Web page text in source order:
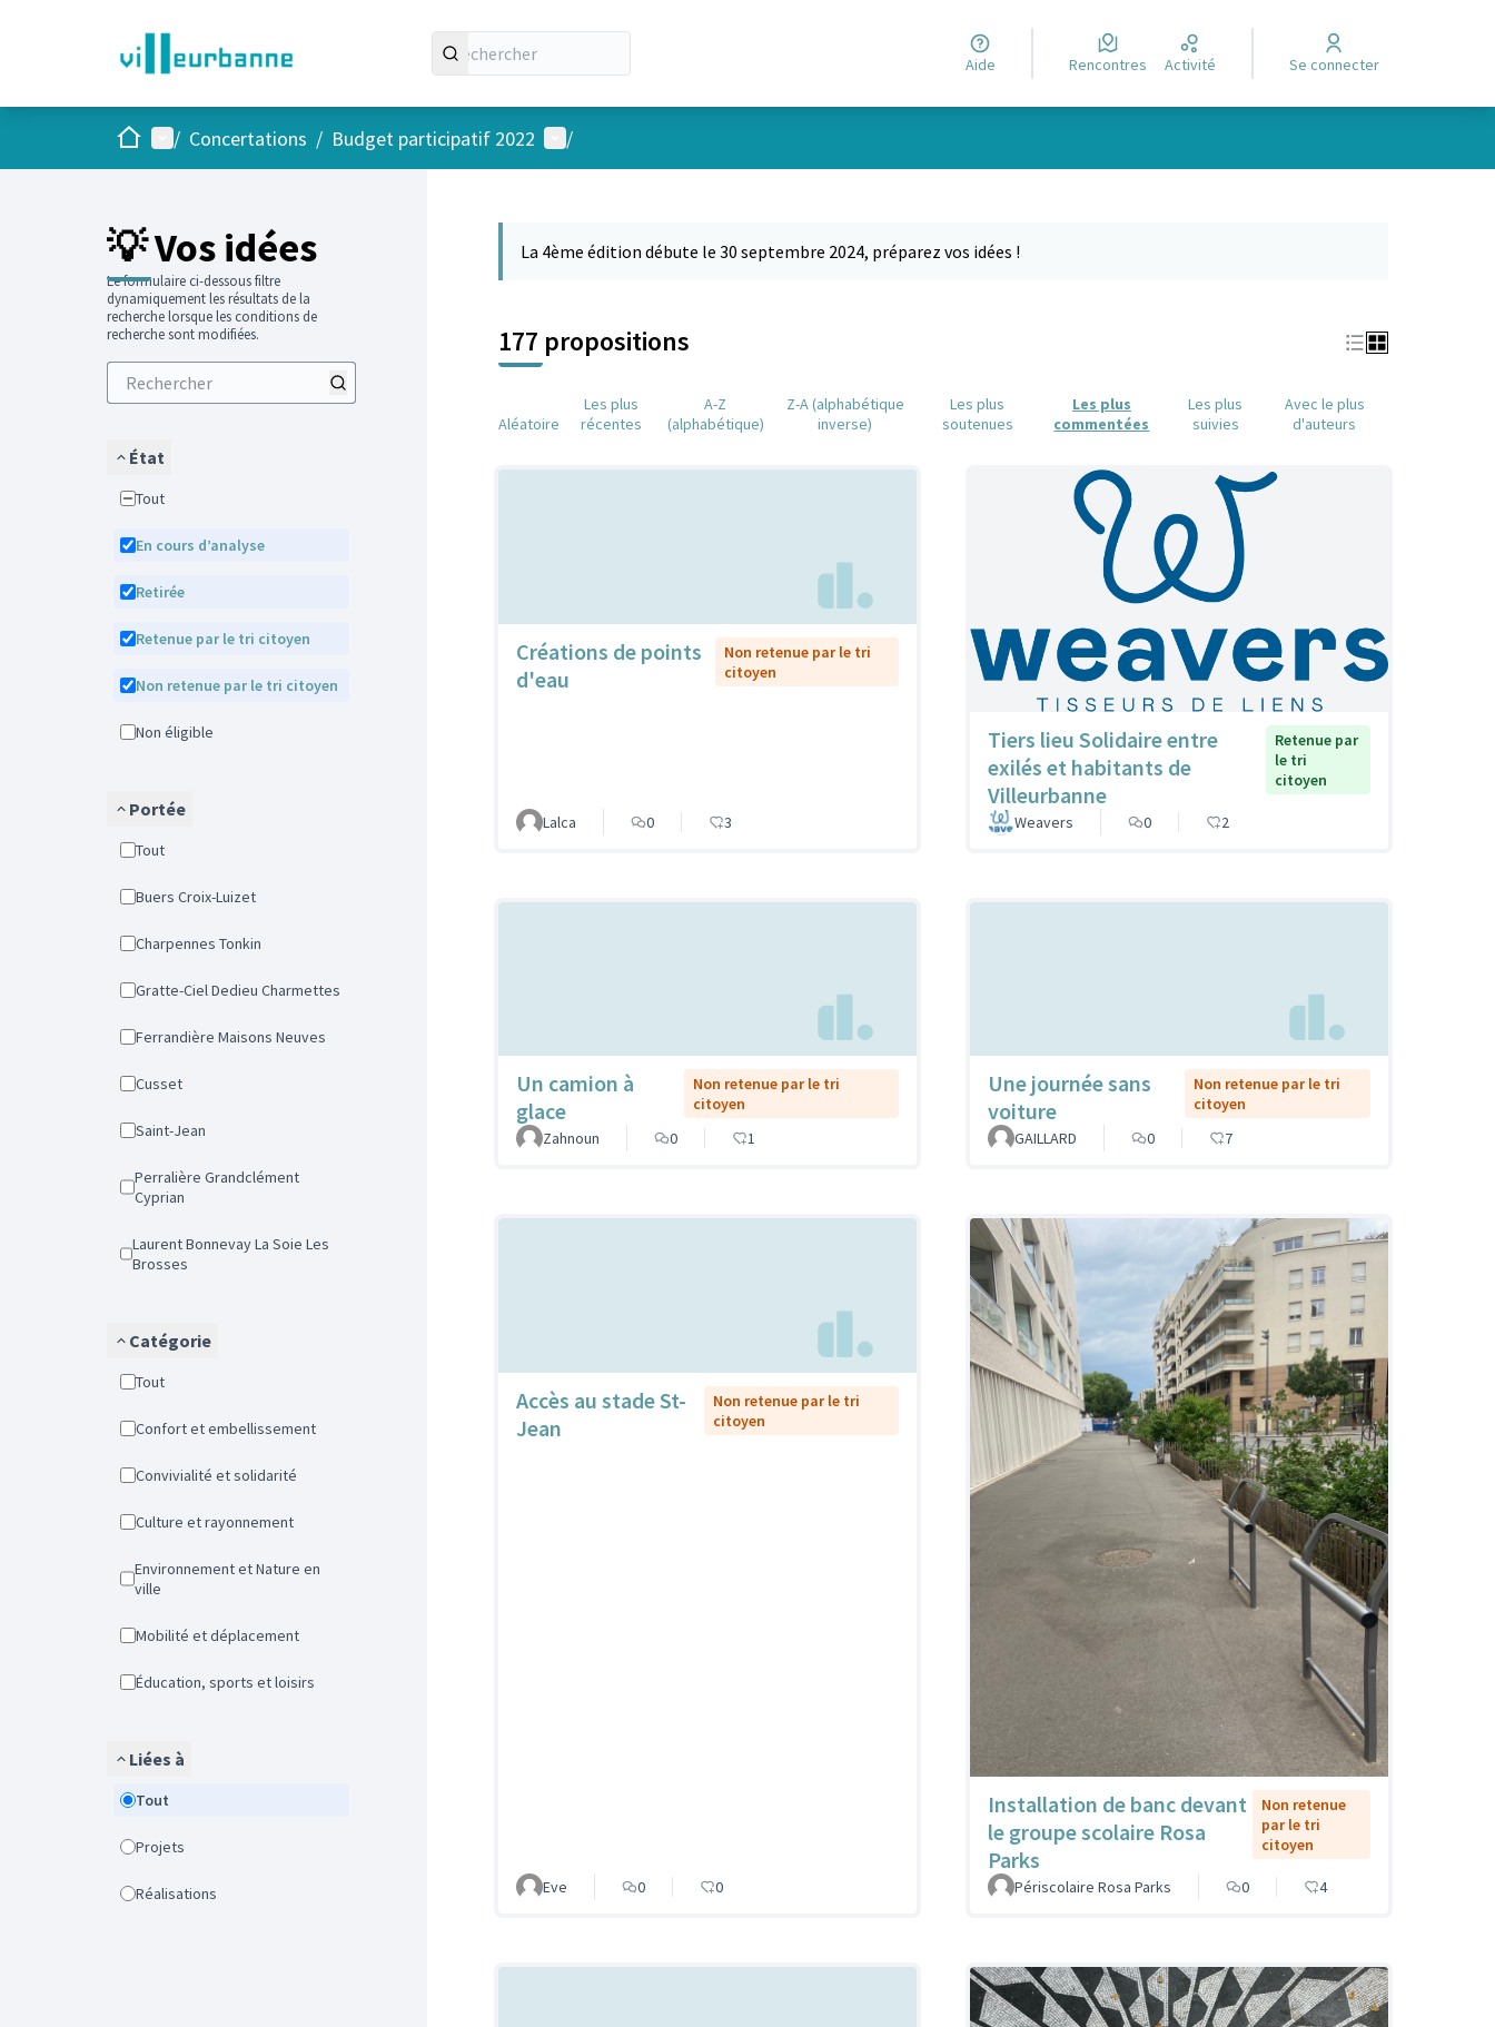
Aide Rencontres Activité Se connecter
AccueilMenu principal
/ Concertations / Budget participatif 2022 Menu utilisateur
/
💡 Vos idées
Le formulaire ci-dessous filtre
dynamiquement les résultats de la
recherche lorsque les conditions de
recherche sont modifiées.
État
Tout
En cours d’analyse
Retirée
Retenue par le tri citoyen
Non retenue par le tri citoyen
Non éligible
Portée
Tout
Buers Croix-Luizet
Charpennes Tonkin
Gratte-Ciel Dedieu Charmettes
Ferrandière Maisons Neuves
Cusset
Saint-Jean
Perralière Grandclément
Cyprian
Laurent Bonnevay La Soie Les
Brosses
Catégorie
Tout
Confort et embellissement
Convivialité et solidarité
Culture et rayonnement
Environnement et Nature en
ville
Mobilité et déplacement
Éducation, sports et loisirs
Liées à
Tout
Projets
Réalisations
La 4ème édition débute le 30 septembre 2024, préparez vos idées !
177 propositions
Aléatoire
Les plus
récentes
A-Z
(alphabétique)
Z-A (alphabétique
inverse)
Les plus
soutenues
Les plus
commentées
Les plus
suivies
Avec le plus
d'auteurs
Créations de points
d'eau
Non retenue par le tri
citoyen
Lalca 0 3
Tiers lieu Solidaire entre
exilés et habitants de
Villeurbanne
Retenue par
le tri
citoyen
Weavers 0 2
Un camion à
glace
Non retenue par le tri
citoyen
Zahnoun
0 1
Une journée sans
voiture
Non retenue par le tri
citoyen
GAILLARD
0 7
Accès au stade St-
Jean
Non retenue par le tri
citoyen
Eve 0 0
Installation de banc devant
le groupe scolaire Rosa
Parks
Non retenue
par le tri
citoyen
Périscolaire Rosa Parks 0 4